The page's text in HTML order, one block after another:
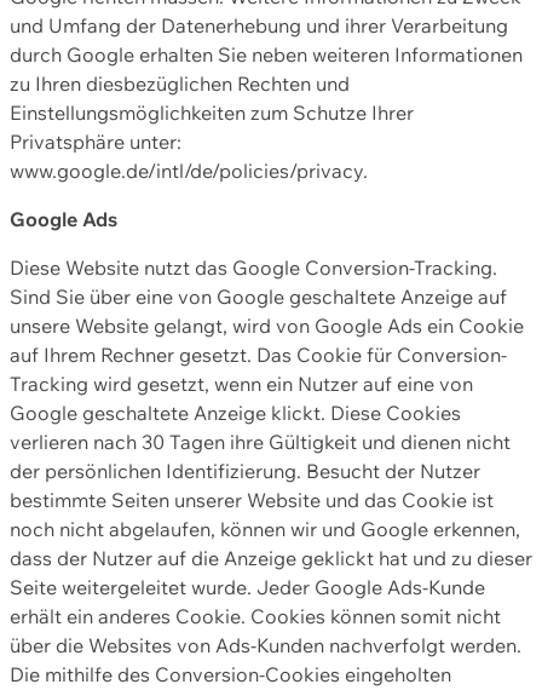
und Umfang der Datenerhebung und ihrer Verarbeitung
durch Google erhalten Sie neben weiteren Informationen
zu Ihren diesbezüglichen Rechten und
Einstellungsmöglichkeiten zum Schutze Ihrer
Privatsphäre unter:
www.google.de/intl/de/policies/privacy.
Google Ads
Diese Website nutzt das Google Conversion-Tracking.
Sind Sie über eine von Google geschaltete Anzeige auf
unsere Website gelangt, wird von Google Ads ein Cookie
auf Ihrem Rechner gesetzt. Das Cookie für Conversion-
Tracking wird gesetzt, wenn ein Nutzer auf eine von
Google geschaltete Anzeige klickt. Diese Cookies
verlieren nach 30 Tagen ihre Gültigkeit und dienen nicht
der persönlichen Identifizierung. Besucht der Nutzer
bestimmte Seiten unserer Website und das Cookie ist
noch nicht abgelaufen, können wir und Google erkennen,
dass der Nutzer auf die Anzeige geklickt hat und zu dieser
Seite weitergeleitet wurde. Jeder Google Ads-Kunde
erhält ein anderes Cookie. Cookies können somit nicht
über die Websites von Ads-Kunden nachverfolgt werden.
Die mithilfe des Conversion-Cookies eingeholten